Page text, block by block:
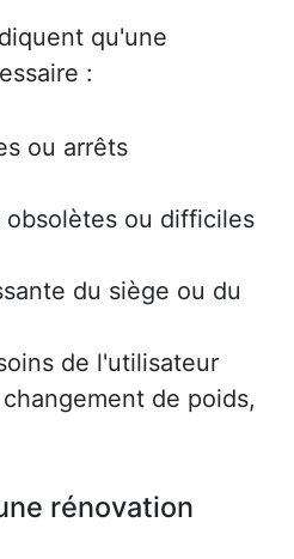
qu'une
:
ou arrêts
ou difficiles
du siège ou du
de l'utilisateur
de poids,
rénovation